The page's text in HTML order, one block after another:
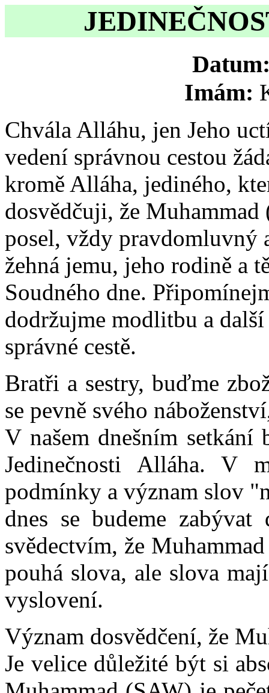
Imám:
Chvála Alláhu, jen Jeho
vedení správnou cestou
kromě Alláha, jediného,
dosvědčuji, že
posel, vždy
žehná jemu, jeho rodině a
Soudného dne.
dodržujme modlitbu a
správné cestě.
Bratři a sestry, buďme
se pevně svého
V našem dnešním
Jedinečnosti Alláha. V
podmínky a význam slov
dnes se budeme
svědectvím, že
pouhá slova, ale slova
vyslovení.
Význam dosvědčení, že
Je velice důležité být si